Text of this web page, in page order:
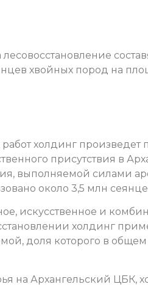
хвойных пород на
холдинг произведет
присутствия в
выполняемой силами
около 3,5 млн
искусственное и
холдинг
доля которого в
на Архангельский ЦБК,